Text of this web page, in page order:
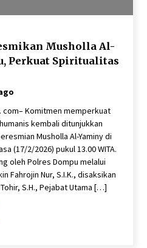
Musholla Al-
Perkuat Spiritualitas
com– Komitmen memperkuat
kembali ditunjukkan
Musholla Al-Yaminy di
(17/2/2026) pukul 13.00 WITA.
oleh Polres Dompu melalui
Fahrojin Nur, S.I.K., disaksikan
S.H., Pejabat Utama […]